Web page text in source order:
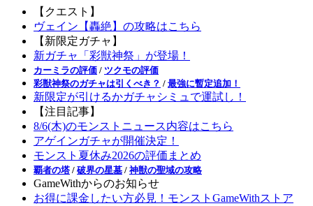
【クエスト】
ヴェイン【轟絶】の攻略はこちら
【新限定ガチャ】
新ガチャ「彩獣神祭」が登場！
カーミラの評価 / ツクモの評価
彩獣神祭のガチャは引くべき？ / 最強に暫定追加！
新限定が引けるかガチャシミュで運試し！
【注目記事】
8/6(木)のモンストニュース内容はこちら
アゲインガチャが開催決定！
モンスト夏休み2026の評価まとめ
覇者の塔 / 破界の星墓 / 神獣の聖域の攻略
GameWithからのお知らせ
お得に課金したい方必見！モンストGameWithストア